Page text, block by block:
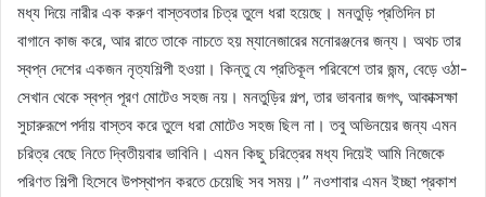
মধ্য দিয়ে নারীর এক করুণ বাস্তবতার চিত্র তুলে ধরা হয়েছে। মনতুড়ি প্রতিদিন চা
বাগানে কাজ করে, আর রাতে তাকে নাচতে হয় ম্যানেজারের মনোরঞ্জনের জন্য। অথচ তার
স্বপ্ন দেশের একজন নৃত্যশিল্পী হওয়া। কিন্তু যে প্রতিকূল পরিবেশে তার জন্ম, বেড়ে ওঠা-
সেখান থেকে স্বপ্ন পূরণ মোটেও সহজ নয়। মনতুড়ির গল্প, তার ভাবনার জগৎ, আকাক্সক্ষা
সুচারুরূপে পর্দায় বাস্তব করে তুলে ধরা মোটেও সহজ ছিল না। তবু অভিনয়ের জন্য এমন
চরিত্র বেছে নিতে দ্বিতীয়বার ভাবিনি। এমন কিছু চরিত্রের মধ্য দিয়েই আমি নিজেকে
পরিণত শিল্পী হিসেবে উপস্থাপন করতে চেয়েছি সব সময়।” নওশাবার এমন ইচ্ছা প্রকাশ